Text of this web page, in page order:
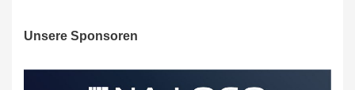
Unsere Sponsoren